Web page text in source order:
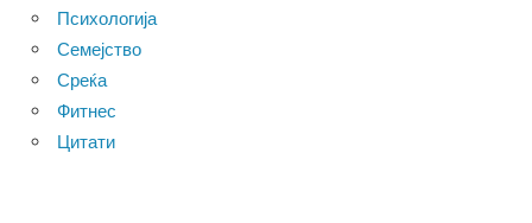
Психологија
Семејство
Среќа
Фитнес
Цитати